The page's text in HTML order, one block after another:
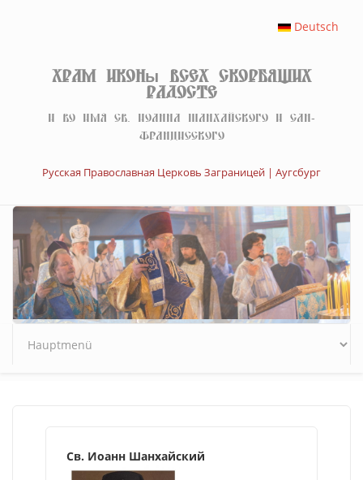
Deutsch
Храм иконы Всех скорбящих
Радосте
И во имя св. Иоанна Шанхайского и Сан-
Францисского
Русская Православная Церковь Заграницей | Аугсбург
Св. Иоанн Шанхайский